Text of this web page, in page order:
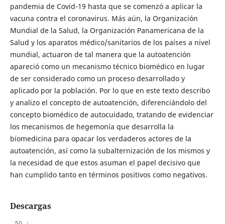
pandemia de Covid-19 hasta que se comenzó a aplicar la
vacuna contra el coronavirus. Más aún, la Organización
Mundial de la Salud, la Organización Panamericana de la
Salud y los aparatos médico/sanitarios de los países a nivel
mundial, actuaron de tal manera que la autoatención
apareció como un mecanismo técnico biomédico en lugar
de ser considerado como un proceso desarrollado y
aplicado por la población. Por lo que en este texto describo
y analizo el concepto de autoatención, diferenciándolo del
concepto biomédico de autocuidado, tratando de evidenciar
los mecanismos de hegemonía que desarrolla la
biomedicina para opacar los verdaderos actores de la
autoatención, así como la subalternización de los mismos y
la necesidad de que estos asuman el papel decisivo que
han cumplido tanto en términos positivos como negativos.
Descargas